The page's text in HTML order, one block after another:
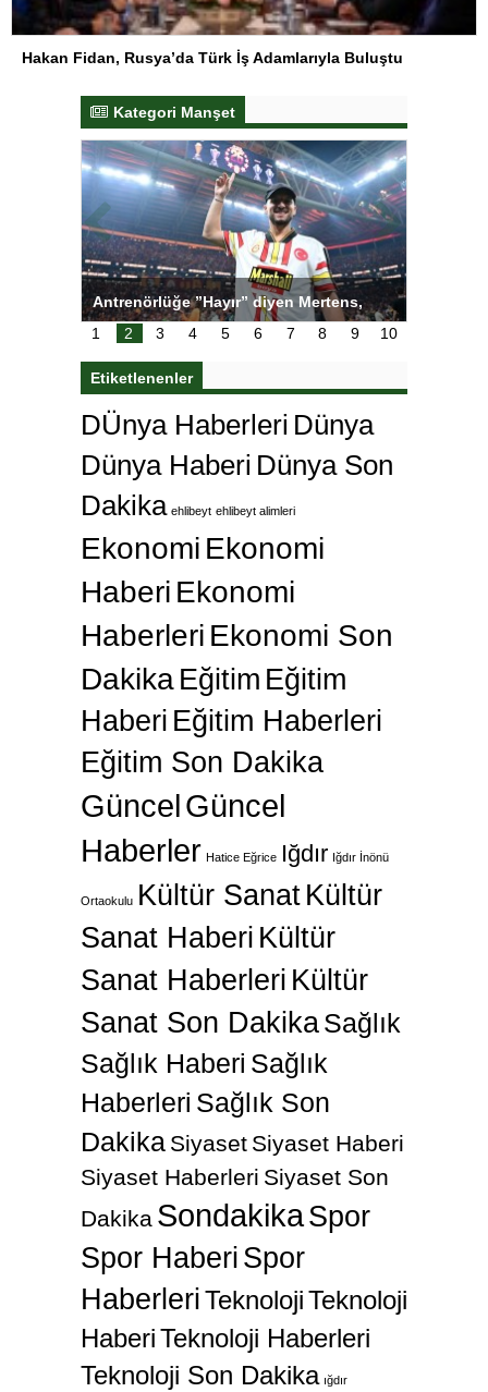
Hakan Fidan, Rusya’da Türk İş Adamlarıyla Buluştu
Kategori Manşet
Antrenörlüğe ”Hayır” diyen Mertens,
Galatasaray’dan bakın ne istedi
1
2 3 4 5 6 7 8 9 10
Etiketlenenler
DÜnya Haberleri Dünya
Dünya Haberi Dünya Son
Dakika ehlibeyt ehlibeyt alimleri
Ekonomi Ekonomi
Haberi Ekonomi
Haberleri Ekonomi Son
Dakika Eğitim Eğitim
Haberi Eğitim Haberleri
Eğitim Son Dakika
GüncelGüncel
Haberler Hatice Eğrice Iğdır Iğdır İnönü
Ortaokulu Kültür SanatKültür
Sanat Haberi Kültür
Sanat Haberleri Kültür
Sanat Son DakikaSağlık
Sağlık Haberi Sağlık
Haberleri Sağlık Son
Dakika Siyaset Siyaset Haberi
Siyaset Haberleri Siyaset Son
Dakika SondakikaSpor
Spor Haberi Spor
HaberleriTeknolojiTeknoloji
HaberiTeknoloji Haberleri
Teknoloji Son Dakika ığdır